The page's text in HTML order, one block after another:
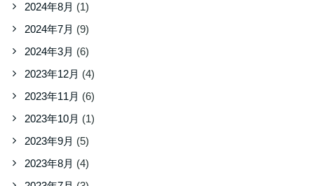
2024年8月 (1)
2024年7月 (9)
2024年3月 (6)
2023年12月 (4)
2023年11月 (6)
2023年10月 (1)
2023年9月 (5)
2023年8月 (4)